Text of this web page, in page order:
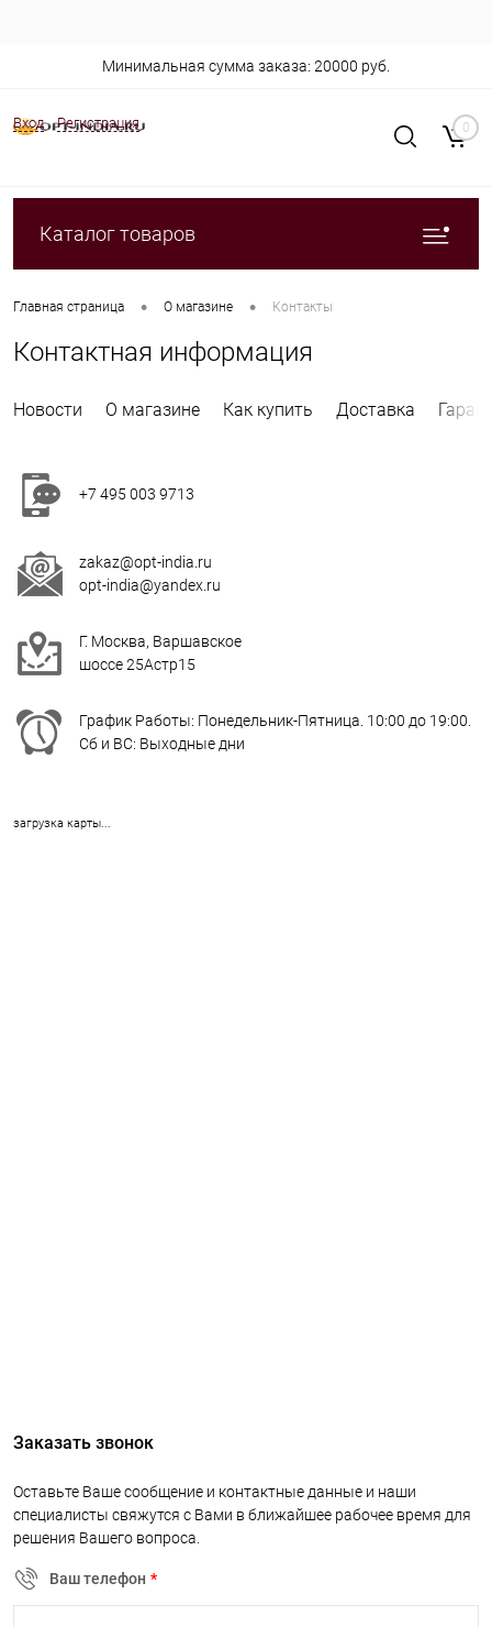
Вход Регистрация
Минимальная сумма заказа: 20000 руб.
0
Каталог товаров
Главная страница • О магазине • Контакты
Контактная информация
Новости О магазине Как купить Доставка
+7 495 003 9713
zakaz@opt-india.ru
opt-india@yandex.ru
Г. Москва, Варшавское
шоссе 25Астр15
График Работы: Понедельник-Пятница. 10:00 до 19:00.
Сб и ВС: Выходные дни
загрузка карты...
Заказать звонок
Оставьте Ваше сообщение и контактные данные и наши
специалисты свяжутся с Вами в ближайшее рабочее время для
решения Вашего вопроса.
Ваш телефон *